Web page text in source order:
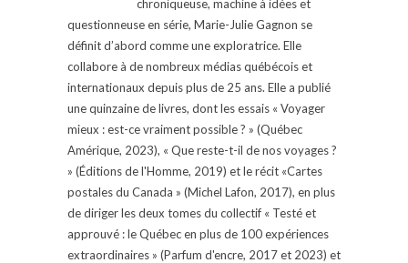
chroniqueuse, machine à idées et
questionneuse en série, Marie-Julie Gagnon se
définit d’abord comme une exploratrice. Elle
collabore à de nombreux médias québécois et
internationaux depuis plus de 25 ans. Elle a publié
une quinzaine de livres, dont les essais « Voyager
mieux : est-ce vraiment possible ? » (Québec
Amérique, 2023), « Que reste-t-il de nos voyages ?
» (Éditions de l'Homme, 2019) et le récit «Cartes
postales du Canada » (Michel Lafon, 2017), en plus
de diriger les deux tomes du collectif « Testé et
approuvé : le Québec en plus de 100 expériences
extraordinaires » (Parfum d'encre, 2017 et 2023) et